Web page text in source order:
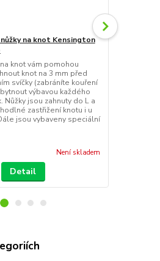
na knot Kensington
knot vám pomohou
knot na 3 mm před
svíčky (zabráníte kouření
výbavou každého
Nůžky jsou zahnuty do L a
zastřižení knotu i u
jsou vybaveny speciální
Není skladem
Detail